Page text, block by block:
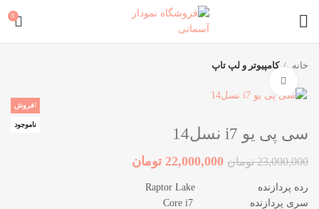
0
خانه کامپیوتر و لپ تاپ
فروش!
ناموجود
سی پی یو i7 نسل14
23,000,000 تومان 22,000,000 تومان
رده پردازنده Raptor Lake
سری پردازنده Core i7